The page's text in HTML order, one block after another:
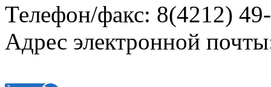
Телефон/факс: 8(4212)
Адрес электронной